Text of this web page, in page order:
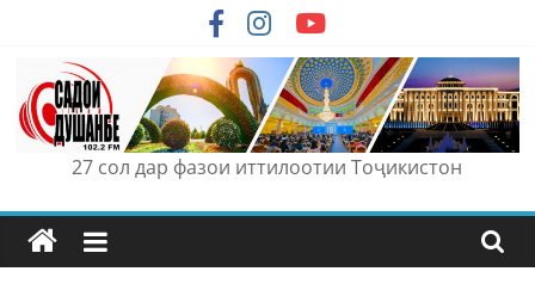
content
27 сол дар фазои иттилоотии Тоҷикистон